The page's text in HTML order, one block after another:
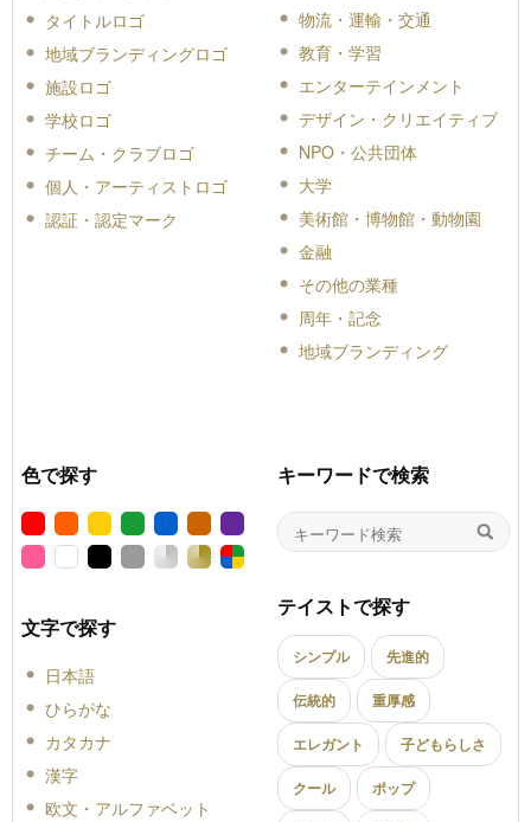
タイトルロゴ
地域ブランディングロゴ
施設ロゴ
学校ロゴ
チーム・クラブロゴ
個人・アーティストロゴ
認証・認定マーク
物流・運輸・交通
教育・学習
エンターテインメント
デザイン・クリエイティブ
NPO・公共団体
大学
美術館・博物館・動物園
金融
その他の業種
周年・記念
地域ブランディング
色で探す
文字で探す
日本語
ひらがな
カタカナ
漢字
欧文・アルファベット
キーワードで検索
テイストで探す
シンプル 先進的
伝統的 重厚感
エレガント 子どもらしさ
クール ポップ